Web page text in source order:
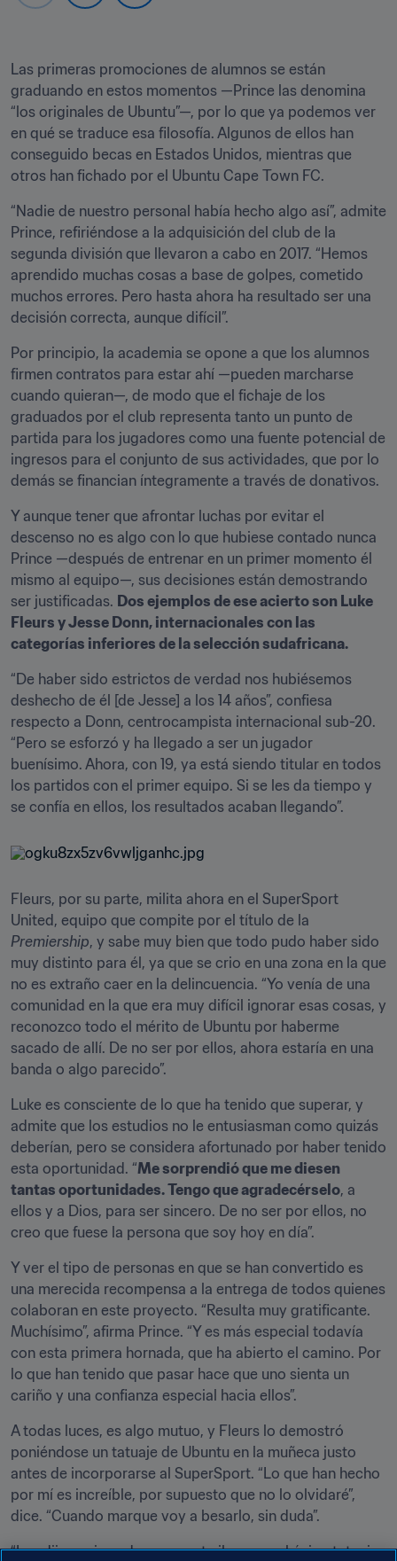
Las primeras promociones de alumnos se están
graduando en estos momentos —Prince las denomina
“los originales de Ubuntu”—, por lo que ya podemos ver
en qué se traduce esa filosofía. Algunos de ellos han
conseguido becas en Estados Unidos, mientras que
otros han fichado por el Ubuntu Cape Town FC.
“Nadie de nuestro personal había hecho algo así”, admite
Prince, refiriéndose a la adquisición del club de la
segunda división que llevaron a cabo en 2017. “Hemos
aprendido muchas cosas a base de golpes, cometido
muchos errores. Pero hasta ahora ha resultado ser una
decisión correcta, aunque difícil”.
Por principio, la academia se opone a que los alumnos
firmen contratos para estar ahí —pueden marcharse
cuando quieran—, de modo que el fichaje de los
graduados por el club representa tanto un punto de
partida para los jugadores como una fuente potencial de
ingresos para el conjunto de sus actividades, que por lo
demás se financian íntegramente a través de donativos.
Y aunque tener que afrontar luchas por evitar el
descenso no es algo con lo que hubiese contado nunca
Prince —después de entrenar en un primer momento él
mismo al equipo—, sus decisiones están demostrando
ser justificadas. Dos ejemplos de ese acierto son Luke
Fleurs y Jesse Donn, internacionales con las
categorías inferiores de la selección sudafricana.
“De haber sido estrictos de verdad nos hubiésemos
deshecho de él [de Jesse] a los 14 años”, confiesa
respecto a Donn, centrocampista internacional sub-20.
“Pero se esforzó y ha llegado a ser un jugador
buenísimo. Ahora, con 19, ya está siendo titular en todos
los partidos con el primer equipo. Si se les da tiempo y
se confía en ellos, los resultados acaban llegando”.
Fleurs, por su parte, milita ahora en el SuperSport
Premiership, y sabe muy bien que todo pudo haber sido
muy distinto para él, ya que se crio en una zona en la que
no es extraño caer en la delincuencia. “Yo venía de una
comunidad en la que era muy difícil ignorar esas cosas, y
reconozco todo el mérito de Ubuntu por haberme
sacado de allí. De no ser por ellos, ahora estaría en una
banda o algo parecido”.
Luke es consciente de lo que ha tenido que superar, y
admite que los estudios no le entusiasman como quizás
deberían, pero se considera afortunado por haber tenido
esta oportunidad. “Me sorprendió que me diesen
tantas oportunidades. Tengo que agradecérselo, a
ellos y a Dios, para ser sincero. De no ser por ellos, no
creo que fuese la persona que soy hoy en día”.
Y ver el tipo de personas en que se han convertido es
una merecida recompensa a la entrega de todos quienes
colaboran en este proyecto. “Resulta muy gratificante.
Muchísimo”, afirma Prince. “Y es más especial todavía
con esta primera hornada, que ha abierto el camino. Por
lo que han tenido que pasar hace que uno sienta un
cariño y una confianza especial hacia ellos”.
A todas luces, es algo mutuo, y Fleurs lo demostró
poniéndose un tatuaje de Ubuntu en la muñeca justo
antes de incorporarse al SuperSport. “Lo que han hecho
por mí es increíble, por supuesto que no lo olvidaré”,
dice. “Cuando marque voy a besarlo, sin duda”.
“Les dije a mis padres que este iba a ser el único tatuaje,